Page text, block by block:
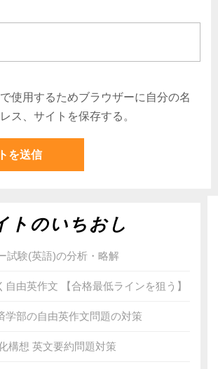
使用するためブラウザーに自分の名
ス、サイトを保存する。
トのいちおし
試験(英語)の分析・略解
自由英作文 【合格最低ラインを狙う】
学部の自由英作文問題の対策
構想 英文要約問題対策